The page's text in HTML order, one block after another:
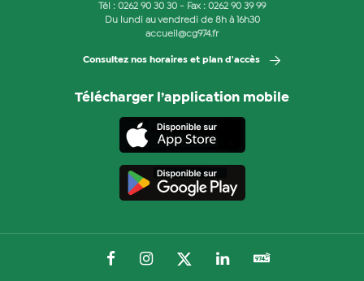
Tél : 0262 90 30 30 - Fax : 0262 90 39 99
Du lundi au vendredi de 8h à 16h30
accueil@cg974.fr
Consultez nos horaires et plan d'accès
Télécharger l’application mobile